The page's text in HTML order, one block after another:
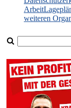
Arbeit
weiteren